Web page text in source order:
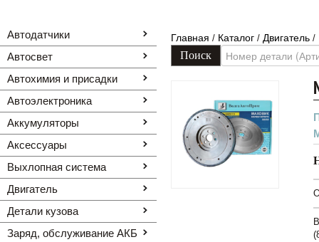
Автодатчики
Автосвет
Автохимия и присадки
Автоэлектроника
Аккумуляторы
Аксессуары
Выхлопная система
Двигатель
Детали кузова
Заряд, обслуживание АКБ
Главная / Каталог / Двигатель /